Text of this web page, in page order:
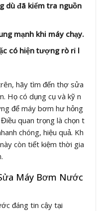
dù đã kiểm tra nguồn
mạnh khi máy chạy.
có hiện tượng rò rỉ l
hãy tìm đến thợ sửa
Họ có dụng cụ và kỹ n
để máy bơm hư hỏng
quan trọng là chọn t
chóng, hiệu quả. Kh
còn tiết kiệm thời gia
Máy Bơm Nước
đáng tin cậy tại